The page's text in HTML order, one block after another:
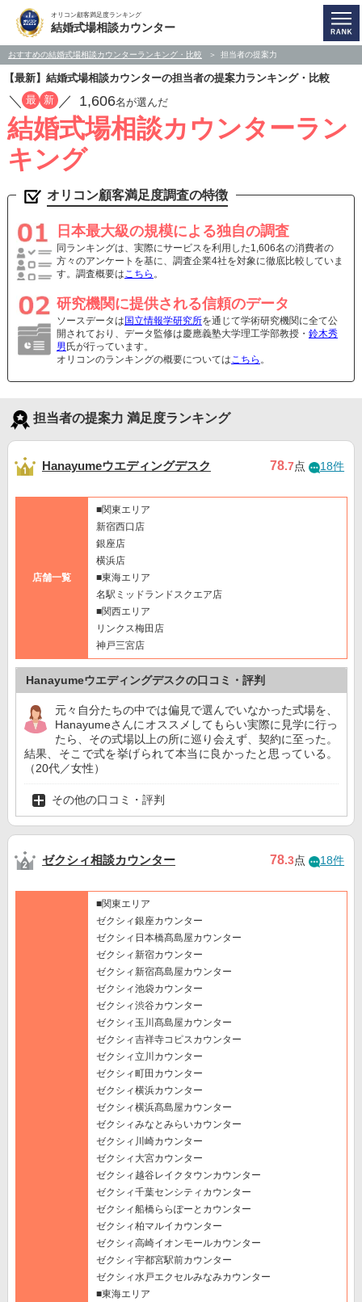
オリコン顧客満足度ランキング
結婚式場相談カウンター
おすすめの結婚式場相談カウンターランキング・比較 担当者の提案力
【最新】結婚式場相談カウンターの担当者の提案力ランキング・比較
／ 最 新 ／ 1,606名が選んだ
結婚式場相談カウンターラン
キング
オリコン顧客満足度調査の特徴
日本最大級の規模による独自の調査
同ランキングは、実際にサービスを利用した1,606名の消費者の
方々のアンケートを基に、調査企業4社を対象に徹底比較していま
す。調査概要はこちら 。
研究機関に提供される信頼のデータ
ソースデータは 国立情報学研究所を通じて学術研究機関に全て公
開されており、データ監修は慶應義塾大学理工学部教授・ 鈴木秀
男 氏が行っています。
オリコンのランキングの概要についてはこちら 。
担当者の提案力 満足度ランキング
Hanayumeウエディングデスク 78.7点 18件
店舗一覧
■関東エリア
新宿西口店
銀座店
横浜店
■東海エリア
名駅ミッドランドスクエア店
■関西エリア
リンクス梅田店
神戸三宮店
Hanayumeウエディングデスクの口コミ・評判
元々自分たちの中では偏見で選んでいなかった式場を、
Hanayumeさんにオススメしてもらい実際に見学に行っ
たら、その式場以上の所に巡り会えず、契約に至った。
結果、そこで式を挙げられて本当に良かったと思っている。
（20代／女性）
その他の口コミ・評判
ゼクシィ相談カウンター 78.3点 18件
■関東エリア
ゼクシィ銀座カウンター
ゼクシィ日本橋髙島屋カウンター
ゼクシィ新宿カウンター
ゼクシィ新宿髙島屋カウンター
ゼクシィ池袋カウンター
ゼクシィ渋谷カウンター
ゼクシィ玉川髙島屋カウンター
ゼクシィ吉祥寺コピスカウンター
ゼクシィ立川カウンター
ゼクシィ町田カウンター
ゼクシィ横浜カウンター
ゼクシィ横浜髙島屋カウンター
ゼクシィみなとみらいカウンター
ゼクシィ川崎カウンター
ゼクシィ大宮カウンター
ゼクシィ越谷レイクタウンカウンター
ゼクシィ千葉センシティカウンター
ゼクシィ船橋ららぽーとカウンター
ゼクシィ柏マルイカウンター
ゼクシィ高崎イオンモールカウンター
ゼクシィ宇都宮駅前カウンター
ゼクシィ水戸エクセルみなみカウンター
■東海エリア